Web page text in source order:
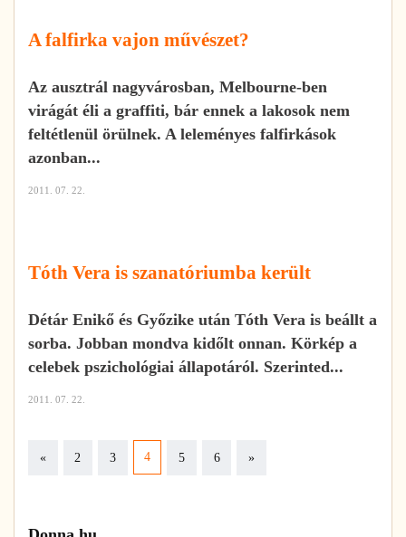
A falfirka vajon művészet?
Az ausztrál nagyvárosban, Melbourne-ben
virágát éli a graffiti, bár ennek a lakosok nem
feltétlenül örülnek. A leleményes falfirkások
azonban...
2011. 07. 22.
Tóth Vera is szanatóriumba került
Détár Enikő és Győzike után Tóth Vera is beállt a
sorba. Jobban mondva kidőlt onnan. Körkép a
celebek pszichológiai állapotáról. Szerinted...
2011. 07. 22.
«Previous
2 3 4 5 6 »Next